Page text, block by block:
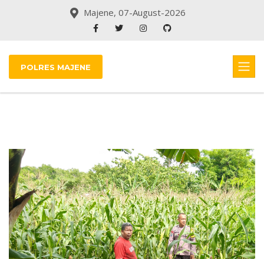
Majene, 07-August-2026
POLRES MAJENE